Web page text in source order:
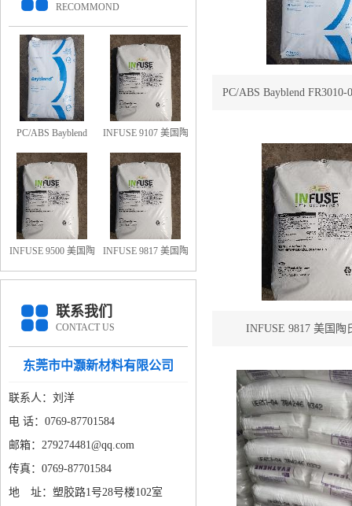
RECOMMOND
PC/ABS Bayblend
FR3010-000000 防火
阻燃PC/ABS FR3010
上海科思创
INFUSE 9107 美国陶
氏OBC 9107
INFUSE 9500 美国陶
氏OBC 9500
INFUSE 9817 美国陶
氏OBC 9817
联系我们
CONTACT US
东莞市中灏新材料有限公司
联系人：刘洋
电 话：0769-87701584
邮箱：279274481@qq.com
传真：0769-87701584
地 址：塑胶路1号28号楼102室
PC/ABS Bayblend
INFUSE 9817 美国陶